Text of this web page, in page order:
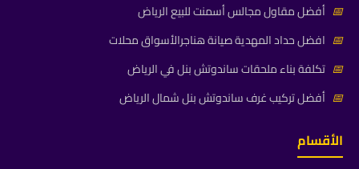
📅 أفضل مقاول مجالس أسمنت للبيع الرياض
📅 افضل حداد المهدية صيانة هناجرالأسواق محلات
📅 تكلفة بناء ملحقات ساندوتش بنل في الرياض
📅 أفضل تركيب غرف ساندوتش بنل شمال الرياض
الأقسام